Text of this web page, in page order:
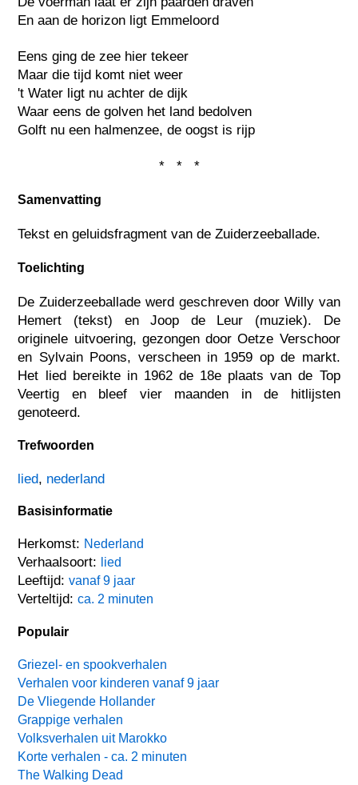
En aan de horizon ligt Emmeloord
Eens ging de zee hier tekeer
Maar die tijd komt niet weer
't Water ligt nu achter de dijk
Waar eens de golven het land bedolven
Golft nu een halmenzee, de oogst is rijp
* * *
Samenvatting
Tekst en geluidsfragment van de Zuiderzeeballade.
Toelichting
De Zuiderzeeballade werd geschreven door Willy van
Hemert (tekst) en Joop de Leur (muziek). De
originele uitvoering, gezongen door Oetze Verschoor
en Sylvain Poons, verscheen in 1959 op de markt.
Het lied bereikte in 1962 de 18e plaats van de Top
Veertig en bleef vier maanden in de hitlijsten
genoteerd.
Trefwoorden
lied, nederland
Basisinformatie
Herkomst: Nederland
Verhaalsoort: lied
Leeftijd:vanaf 9 jaar
Verteltijd:ca. 2 minuten
Populair
Griezel- en spookverhalen
Verhalen voor kinderen vanaf 9 jaar
De Vliegende Hollander
Grappige verhalen
Volksverhalen uit Marokko
Korte verhalen - ca. 2 minuten
The Walking Dead